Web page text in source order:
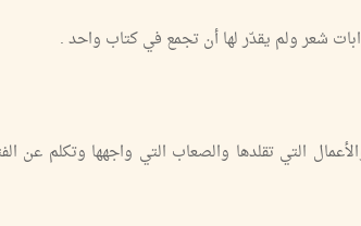
شعر ولم يقدّر لها أن تجمع في كتاب واحد .
التي تقلدها والصعاب التي واجهها وتكلم عن